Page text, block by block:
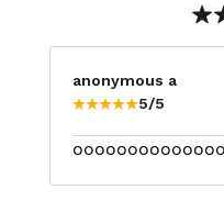
anonymous a
5/5